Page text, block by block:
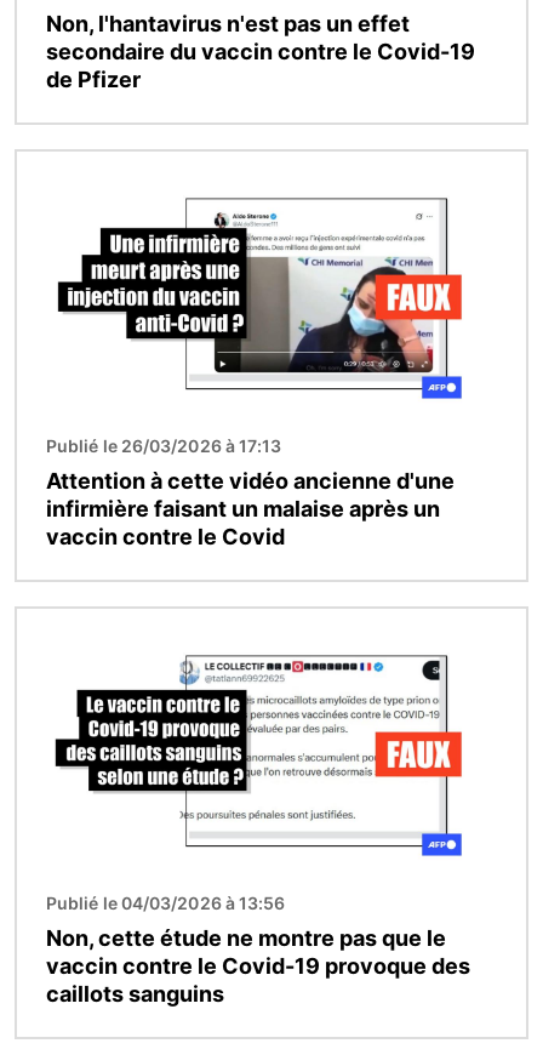
Non, l'hantavirus n'est pas un effet
secondaire du vaccin contre le Covid-19
de Pfizer
Publié le 26/03/2026 à 17:13
Attention à cette vidéo ancienne d'une
infirmière faisant un malaise après un
vaccin contre le Covid
Publié le 04/03/2026 à 13:56
Non, cette étude ne montre pas que le
vaccin contre le Covid-19 provoque des
caillots sanguins